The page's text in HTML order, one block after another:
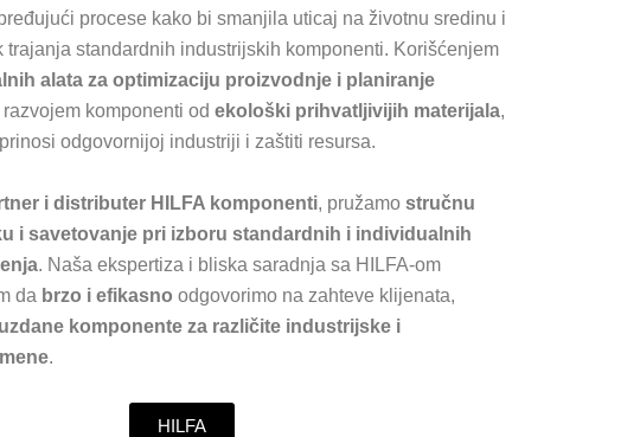
procese kako bi smanjila uticaj na životnu sredinu i
trajanja standardnih industrijskih komponenti. Korišćenjem
alata za optimizaciju proizvodnje i planiranje
razvojem komponenti od ekološki prihvatljivijih materijala,
odgovornijoj industriji i zaštiti resursa.
i distributer HILFA komponenti, pružamo stručnu
i savetovanje pri izboru standardnih i individualnih
. Naša ekspertiza i bliska saradnja sa HILFA-om
da brzo i efikasno odgovorimo na zahteve klijenata,
komponente za različite industrijske i
.
HILFA